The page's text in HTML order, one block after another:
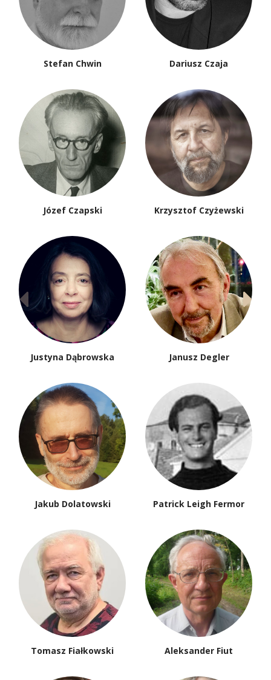
Stefan Chwin Dariusz Czaja
Józef Czapski Krzysztof Czyżewski
Justyna Dąbrowska Janusz Degler
Jakub Dolatowski Patrick Leigh Fermor
Tomasz Fiałkowski Aleksander Fiut